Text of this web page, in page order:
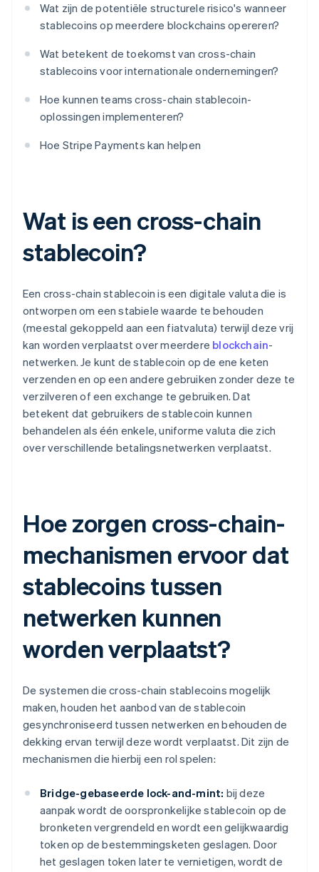
Wat zijn de potentiële structurele risico's wanneer
stablecoins op meerdere blockchains opereren?
Wat betekent de toekomst van cross-chain
stablecoins voor internationale ondernemingen?
Hoe kunnen teams cross-chain stablecoin-
oplossingen implementeren?
Hoe Stripe Payments kan helpen
Wat is een cross-chain
stablecoin?
Een cross-chain stablecoin is een digitale valuta die is
ontworpen om een stabiele waarde te behouden
(meestal gekoppeld aan een fiatvaluta) terwijl deze vrij
kan worden verplaatst over meerdere blockchain-
netwerken. Je kunt de stablecoin op de ene keten
verzenden en op een andere gebruiken zonder deze te
verzilveren of een exchange te gebruiken. Dat
betekent dat gebruikers de stablecoin kunnen
behandelen als één enkele, uniforme valuta die zich
over verschillende betalingsnetwerken verplaatst.
Hoe zorgen cross-chain-
mechanismen ervoor dat
stablecoins tussen
netwerken kunnen
worden verplaatst?
De systemen die cross-chain stablecoins mogelijk
maken, houden het aanbod van de stablecoin
gesynchroniseerd tussen netwerken en behouden de
dekking ervan terwijl deze wordt verplaatst. Dit zijn de
mechanismen die hierbij een rol spelen:
Bridge-gebaseerde lock-and-mint: bij deze
aanpak wordt de oorspronkelijke stablecoin op de
bronketen vergrendeld en wordt een gelijkwaardig
token op de bestemmingsketen geslagen. Door
het geslagen token later te vernietigen, wordt de